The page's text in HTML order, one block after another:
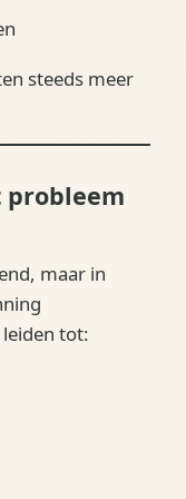
steeds meer
probleem
maar in
tot: